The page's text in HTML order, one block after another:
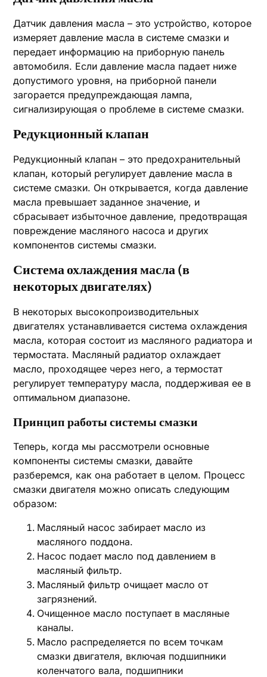
Датчик давления масла – это устройство, которое
измеряет давление масла в системе смазки и
передает информацию на приборную панель
автомобиля. Если давление масла падает ниже
допустимого уровня, на приборной панели
загорается предупреждающая лампа,
сигнализирующая о проблеме в системе смазки.
Редукционный клапан
Редукционный клапан – это предохранительный
клапан, который регулирует давление масла в
системе смазки. Он открывается, когда давление
масла превышает заданное значение, и
сбрасывает избыточное давление, предотвращая
повреждение масляного насоса и других
компонентов системы смазки.
Система охлаждения масла (в
некоторых двигателях)
В некоторых высокопроизводительных
двигателях устанавливается система охлаждения
масла, которая состоит из масляного радиатора и
термостата. Масляный радиатор охлаждает
масло, проходящее через него, а термостат
регулирует температуру масла, поддерживая ее в
оптимальном диапазоне.
Принцип работы системы смазки
Теперь, когда мы рассмотрели основные
компоненты системы смазки, давайте
разберемся, как она работает в целом. Процесс
смазки двигателя можно описать следующим
образом:
Масляный насос забирает масло из
масляного поддона.
Насос подает масло под давлением в
масляный фильтр.
Масляный фильтр очищает масло от
загрязнений.
Очищенное масло поступает в масляные
каналы.
Масло распределяется по всем точкам
смазки двигателя, включая подшипники
коленчатого вала, подшипники